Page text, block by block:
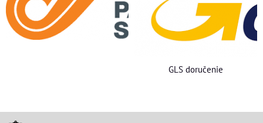
GLS doručenie